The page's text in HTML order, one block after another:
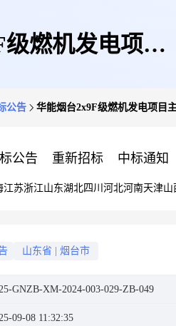
燃机发电项目
公告 华能烟台2x9F级燃机发电项目
公告 重新招标 中标通知
江苏浙江山东湖北四川 河北河南天津山
山东省 烟台市
GNZB-XM-2024-003-029-ZB-049
09-08 11:32:35